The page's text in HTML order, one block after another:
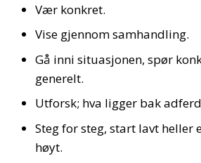
Vær konkret.
Vise gjennom samhandling.
Gå inni situasjonen, spør
generelt.
Utforsk; hva ligger bak
Steg for steg, start lavt heller
høyt.